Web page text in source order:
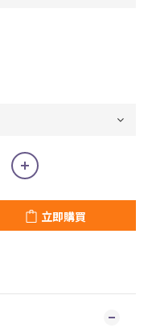
立即購買